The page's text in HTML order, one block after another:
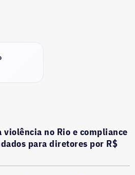
violência no Rio e compliance
para diretores por R$